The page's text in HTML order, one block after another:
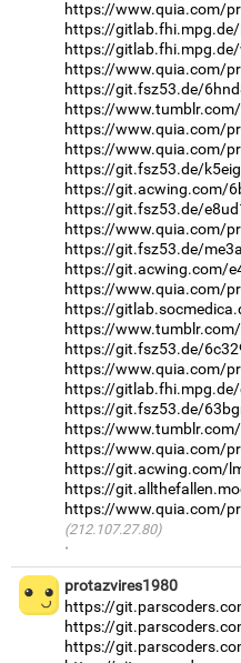
https://www.quia.com/
https://
https://
https://www.quia.com/
https://git.fsz53.de/
https://
https://www.quia.com/
https://www.quia.com/
https://git.fsz53.de/
https://git.acwing.com/
https://git.fsz53.de/
https://www.quia.com/
https://git.fsz53.de/
https://git.acwing.com/
https://www.quia.com/
https://
https://
https://git.fsz53.de/
https://www.quia.com/
https://
https://git.fsz53.de/
https://
https://www.quia.com/
https://git.acwing.com/
https://
https://www.quia.com/
(212.107.27.80)
·
protazvires1980
https://
https://
https://